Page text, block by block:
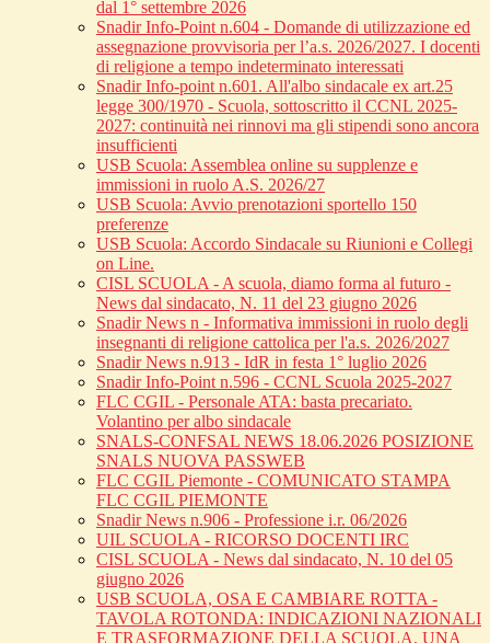
dal 1° settembre 2026
Snadir Info-Point n.604 - Domande di utilizzazione ed
assegnazione provvisoria per l’a.s. 2026/2027. I docenti
di religione a tempo indeterminato interessati
Snadir Info-point n.601. All'albo sindacale ex art.25
legge 300/1970 - Scuola, sottoscritto il CCNL 2025-
2027: continuità nei rinnovi ma gli stipendi sono ancora
insufficienti
USB Scuola: Assemblea online su supplenze e
immissioni in ruolo A.S. 2026/27
USB Scuola: Avvio prenotazioni sportello 150
preferenze
USB Scuola: Accordo Sindacale su Riunioni e Collegi
on Line.
CISL SCUOLA - A scuola, diamo forma al futuro -
News dal sindacato, N. 11 del 23 giugno 2026
Snadir News n - Informativa immissioni in ruolo degli
insegnanti di religione cattolica per l'a.s. 2026/2027
Snadir News n.913 - IdR in festa 1° luglio 2026
Snadir Info-Point n.596 - CCNL Scuola 2025-2027
FLC CGIL - Personale ATA: basta precariato.
Volantino per albo sindacale
SNALS-CONFSAL NEWS 18.06.2026 POSIZIONE
SNALS NUOVA PASSWEB
FLC CGIL Piemonte - COMUNICATO STAMPA
FLC CGIL PIEMONTE
Snadir News n.906 - Professione i.r. 06/2026
UIL SCUOLA - RICORSO DOCENTI IRC
CISL SCUOLA - News dal sindacato, N. 10 del 05
giugno 2026
USB SCUOLA, OSA E CAMBIARE ROTTA -
TAVOLA ROTONDA: INDICAZIONI NAZIONALI
E TRASFORMAZIONE DELLA SCUOLA. UNA